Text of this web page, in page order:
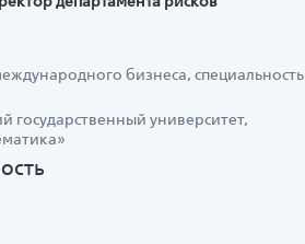
бизнеса, специальность
государственный университет,